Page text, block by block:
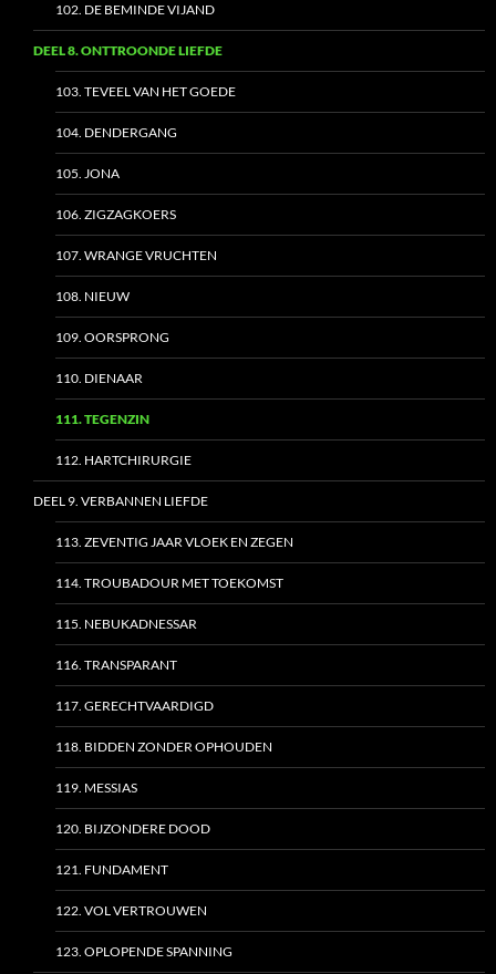
102. DE BEMINDE VIJAND
DEEL 8. ONTTROONDE LIEFDE
103. TEVEEL VAN HET GOEDE
104. DENDERGANG
105. JONA
106. ZIGZAGKOERS
107. WRANGE VRUCHTEN
108. NIEUW
109. OORSPRONG
110. DIENAAR
111. TEGENZIN
112. HARTCHIRURGIE
DEEL 9. VERBANNEN LIEFDE
113. ZEVENTIG JAAR VLOEK EN ZEGEN
114. TROUBADOUR MET TOEKOMST
115. NEBUKADNESSAR
116. TRANSPARANT
117. GERECHTVAARDIGD
118. BIDDEN ZONDER OPHOUDEN
119. MESSIAS
120. BIJZONDERE DOOD
121. FUNDAMENT
122. VOL VERTROUWEN
123. OPLOPENDE SPANNING